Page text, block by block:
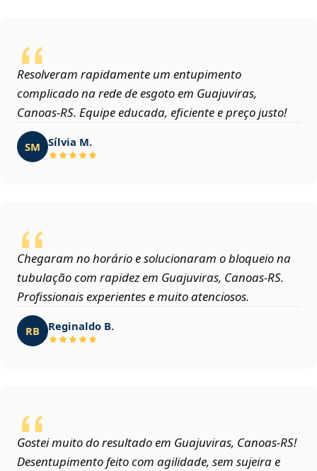
Resolveram rapidamente um entupimento
complicado na rede de esgoto em Guajuviras,
Canoas‑RS. Equipe educada, eficiente e preço justo!
SM Sílvia M.
Chegaram no horário e solucionaram o bloqueio na
tubulação com rapidez em Guajuviras, Canoas‑RS.
Profissionais experientes e muito atenciosos.
RB Reginaldo B.
Gostei muito do resultado em Guajuviras, Canoas‑RS!
Desentupimento feito com agilidade, sem sujeira e